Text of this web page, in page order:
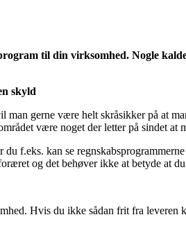
til din virksomhed. Nogle
skyld
man gerne være helt skråsikker på at
være noget der letter på sindet
f.eks. kan se regnskabsprogrammerne
og det behøver ikke at betyde at
Hvis du ikke sådan frit fra